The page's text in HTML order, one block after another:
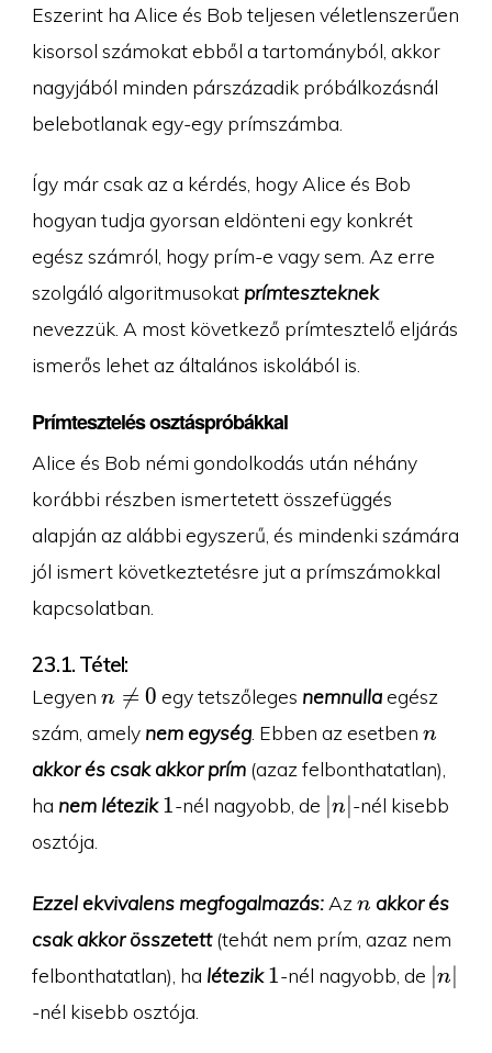
Eszerint ha Alice és Bob teljesen véletlenszerűen
kisorsol számokat ebből a tartományból, akkor
nagyjából minden párszázadik próbálkozásnál
belebotlanak egy-egy prímszámba.
Így már csak az a kérdés, hogy Alice és Bob
hogyan tudja gyorsan eldönteni egy konkrét
egész számról, hogy prím-e vagy sem. Az erre
szolgáló algoritmusokat prímteszteknek
nevezzük. A most következő prímtesztelő eljárás
ismerős lehet az általános iskolából is.
Prímtesztelés osztáspróbákkal
Alice és Bob némi gondolkodás után néhány
korábbi részben ismertetett összefüggés
alapján az alábbi egyszerű, és mindenki számára
jól ismert következtetésre jut a prímszámokkal
kapcsolatban.
23.1. Tétel:
Legyen n\neq
n 
= 0 egy tetszőleges nemnullaegész
szám, amely nem egység. Ebben az esetben n
n
akkor és csak akkor prím(azaz felbonthatatlan),
ha nem létezik 1
1-nél nagyobb, de |n|
n -nél kisebb
osztója.
Ezzel ekvivalens megfogalmazás:Az n
n akkor és
csak akkor összetett(tehát nem prím, azaz nem
felbonthatatlan), ha létezik 1
1-nél nagyobb, de |n|
∣n∣
-nél kisebb osztója.